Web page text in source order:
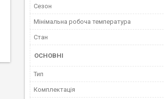
Сезон
Мінімальна робоча температура
Стан
ОСНОВНІ
Тип
Комплектація